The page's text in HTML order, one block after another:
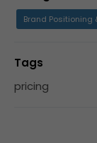
Brand Positioning
Tags
pricing